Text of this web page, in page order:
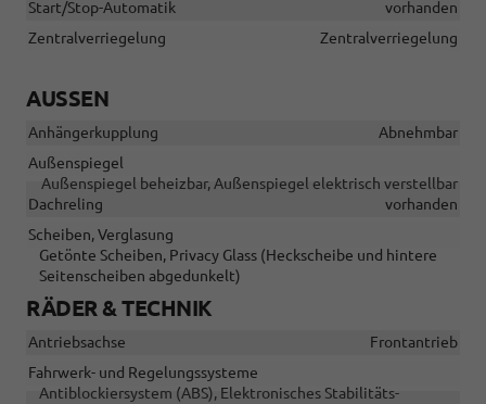
Start/Stop-Automatik
vorhanden
Zentralverriegelung
Zentralverriegelung
AUSSEN
Anhängerkupplung
Abnehmbar
Außenspiegel
Außenspiegel beheizbar, Außenspiegel elektrisch verstellbar
Dachreling
vorhanden
Scheiben, Verglasung
Getönte Scheiben, Privacy Glass (Heckscheibe und hintere
Seitenscheiben abgedunkelt)
RÄDER & TECHNIK
Antriebsachse
Frontantrieb
Fahrwerk- und Regelungssysteme
Antiblockiersystem (ABS), Elektronisches Stabilitäts-